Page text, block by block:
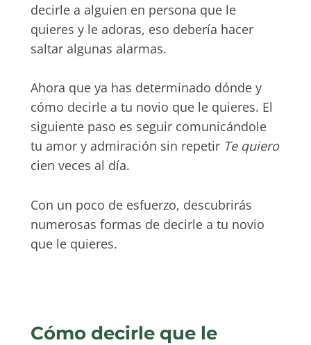
decirle a alguien en persona que le
quieres y le adoras, eso debería hacer
saltar algunas alarmas.
Ahora que ya has determinado dónde y
cómo decirle a tu novio que le quieres. El
siguiente paso es seguir comunicándole
tu amor y admiración sin repetir Te quiero
cien veces al día.
Con un poco de esfuerzo, descubrirás
numerosas formas de decirle a tu novio
que le quieres.
Cómo decirle que le